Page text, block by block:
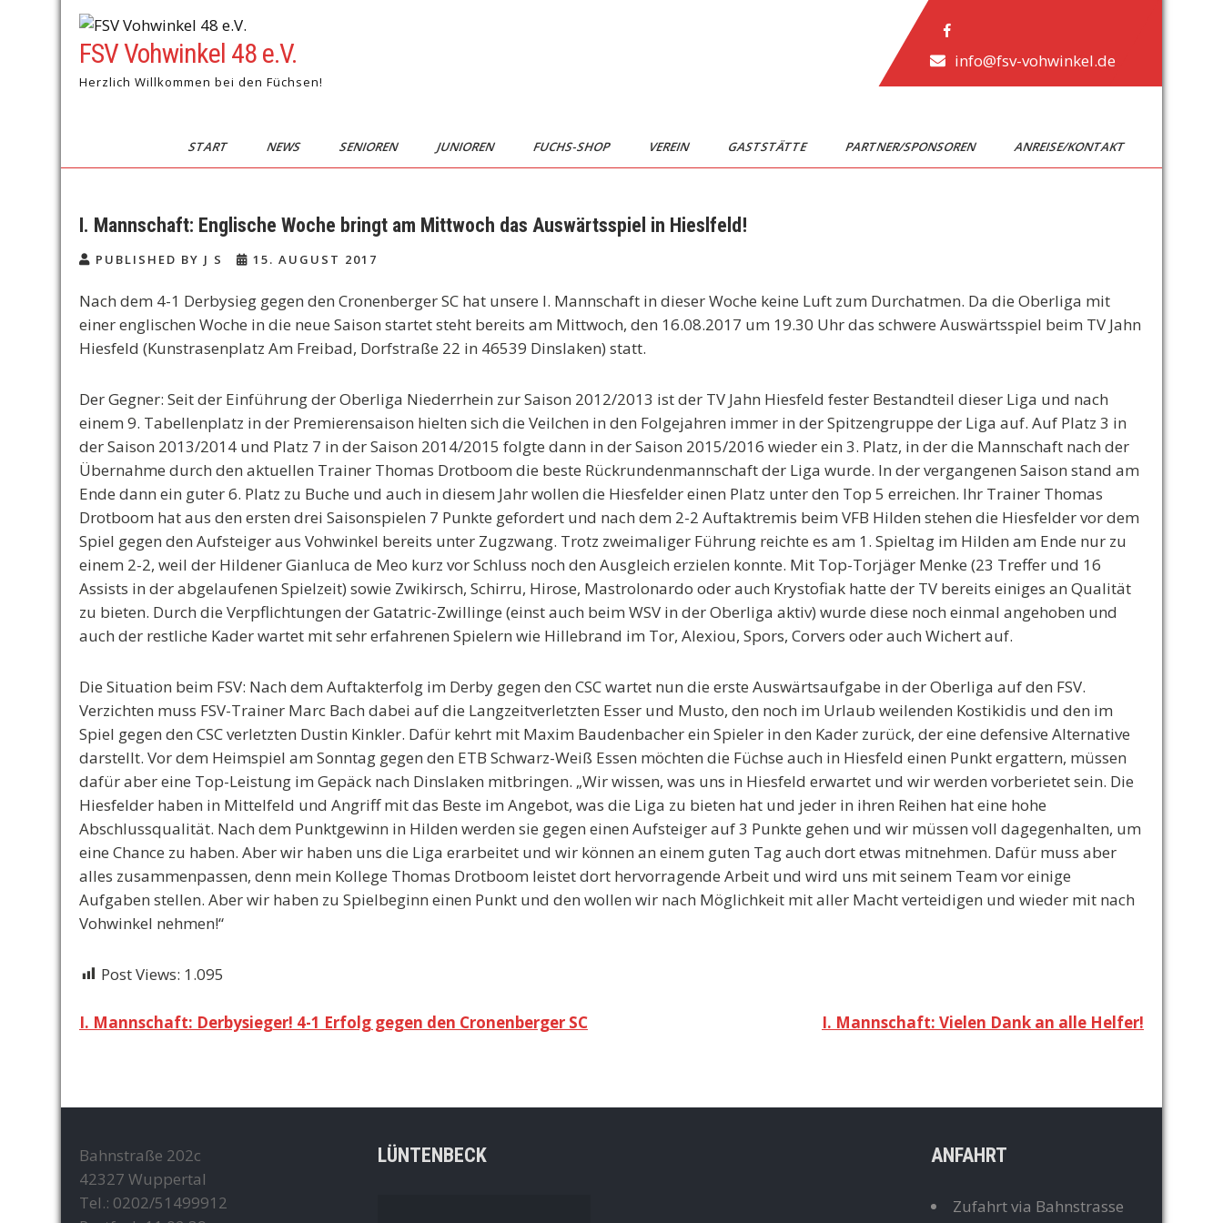
FSV Vohwinkel 48 e.V.
Herzlich Willkommen bei den Füchsen!
info@fsv-vohwinkel.de
START NEWS SENIOREN JUNIOREN FUCHS-SHOP VEREIN GASTSTÄTTE PARTNER/SPONSOREN ANREISE/KONTAKT
I. Mannschaft: Englische Woche bringt am Mittwoch das Auswärtsspiel in Hieslfeld!
PUBLISHED BY J S 15. AUGUST 2017
Nach dem 4-1 Derbysieg gegen den Cronenberger SC hat unsere I. Mannschaft in dieser Woche keine Luft zum Durchatmen. Da die Oberliga mit
einer englischen Woche in die neue Saison startet steht bereits am Mittwoch, den 16.08.2017 um 19.30 Uhr das schwere Auswärtsspiel beim TV Jahn
Hiesfeld (Kunstrasenplatz Am Freibad, Dorfstraße 22 in 46539 Dinslaken) statt.
Der Gegner: Seit der Einführung der Oberliga Niederrhein zur Saison 2012/2013 ist der TV Jahn Hiesfeld fester Bestandteil dieser Liga und nach
einem 9. Tabellenplatz in der Premierensaison hielten sich die Veilchen in den Folgejahren immer in der Spitzengruppe der Liga auf. Auf Platz 3 in
der Saison 2013/2014 und Platz 7 in der Saison 2014/2015 folgte dann in der Saison 2015/2016 wieder ein 3. Platz, in der die Mannschaft nach der
Übernahme durch den aktuellen Trainer Thomas Drotboom die beste Rückrundenmannschaft der Liga wurde. In der vergangenen Saison stand am
Ende dann ein guter 6. Platz zu Buche und auch in diesem Jahr wollen die Hiesfelder einen Platz unter den Top 5 erreichen. Ihr Trainer Thomas
Drotboom hat aus den ersten drei Saisonspielen 7 Punkte gefordert und nach dem 2-2 Auftaktremis beim VFB Hilden stehen die Hiesfelder vor dem
Spiel gegen den Aufsteiger aus Vohwinkel bereits unter Zugzwang. Trotz zweimaliger Führung reichte es am 1. Spieltag im Hilden am Ende nur zu
einem 2-2, weil der Hildener Gianluca de Meo kurz vor Schluss noch den Ausgleich erzielen konnte. Mit Top-Torjäger Menke (23 Treffer und 16
Assists in der abgelaufenen Spielzeit) sowie Zwikirsch, Schirru, Hirose, Mastrolonardo oder auch Krystofiak hatte der TV bereits einiges an Qualität
zu bieten. Durch die Verpflichtungen der Gatatric-Zwillinge (einst auch beim WSV in der Oberliga aktiv) wurde diese noch einmal angehoben und
auch der restliche Kader wartet mit sehr erfahrenen Spielern wie Hillebrand im Tor, Alexiou, Spors, Corvers oder auch Wichert auf.
Die Situation beim FSV: Nach dem Auftakterfolg im Derby gegen den CSC wartet nun die erste Auswärtsaufgabe in der Oberliga auf den FSV.
Verzichten muss FSV-Trainer Marc Bach dabei auf die Langzeitverletzten Esser und Musto, den noch im Urlaub weilenden Kostikidis und den im
Spiel gegen den CSC verletzten Dustin Kinkler. Dafür kehrt mit Maxim Baudenbacher ein Spieler in den Kader zurück, der eine defensive Alternative
darstellt. Vor dem Heimspiel am Sonntag gegen den ETB Schwarz-Weiß Essen möchten die Füchse auch in Hiesfeld einen Punkt ergattern, müssen
dafür aber eine Top-Leistung im Gepäck nach Dinslaken mitbringen. „Wir wissen, was uns in Hiesfeld erwartet und wir werden vorberietet sein. Die
Hiesfelder haben in Mittelfeld und Angriff mit das Beste im Angebot, was die Liga zu bieten hat und jeder in ihren Reihen hat eine hohe
Abschlussqualität. Nach dem Punktgewinn in Hilden werden sie gegen einen Aufsteiger auf 3 Punkte gehen und wir müssen voll dagegenhalten, um
eine Chance zu haben. Aber wir haben uns die Liga erarbeitet und wir können an einem guten Tag auch dort etwas mitnehmen. Dafür muss aber
alles zusammenpassen, denn mein Kollege Thomas Drotboom leistet dort hervorragende Arbeit und wird uns mit seinem Team vor einige
Aufgaben stellen. Aber wir haben zu Spielbeginn einen Punkt und den wollen wir nach Möglichkeit mit aller Macht verteidigen und wieder mit nach
Vohwinkel nehmen!“
Post Views: 1.095
Beitragsnavigation
I. Mannschaft: Derbysieger! 4-1 Erfolg gegen den Cronenberger SC I. Mannschaft: Vielen Dank an alle Helfer!
Bahnstraße 202c
42327 Wuppertal
Tel.: 0202/51499912
LÜNTENBECK ANFAHRT
Zufahrt via Bahnstrasse